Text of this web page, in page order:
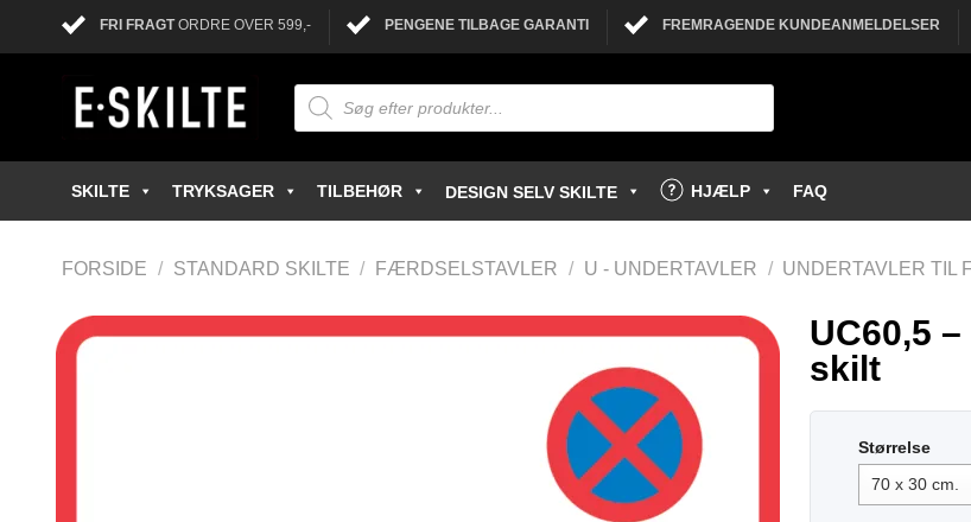
FRI FRAGTORDRE OVER 599,- PENGENE TILBAGE GARANTI FREMRAGENDE KUNDEANMELDELSER
SKILTE TRYKSAGER TILBEHØR DESIGN SELV SKILTE HJÆLP FAQ
FORSIDE / STANDARD SKILTE / FÆRDSELSTAVLER / U - UNDERTAVLER / UNDERTAVLER TIL
UC60,5
skilt
Størrelse